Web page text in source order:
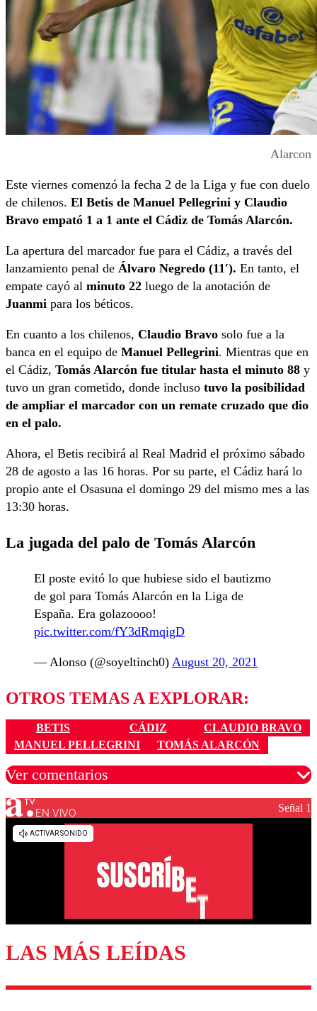
Alarcon
Este viernes comenzó la fecha 2 de la Liga y fue con duelo
de chilenos. El Betis de Manuel Pellegrini y Claudio
Bravo empató 1 a 1 ante el Cádiz de Tomás Alarcón.
La apertura del marcador fue para el Cádiz, a través del
lanzamiento penal de Álvaro Negredo (11′). En tanto, el
empate cayó al minuto 22 luego de la anotación de
Juanmi para los béticos.
En cuanto a los chilenos, Claudio Bravo solo fue a la
banca en el equipo de Manuel Pellegrini. Mientras que en
el Cádiz, Tomás Alarcón fue titular hasta el minuto 88 y
tuvo un gran cometido, donde incluso tuvo la posibilidad
de ampliar el marcador con un remate cruzado que dio
en el palo.
Ahora, el Betis recibirá al Real Madrid el próximo sábado
28 de agosto a las 16 horas. Por su parte, el Cádiz hará lo
propio ante el Osasuna el domingo 29 del mismo mes a las
13:30 horas.
La jugada del palo de Tomás Alarcón
El poste evitó lo que hubiese sido el bautizmo
de gol para Tomás Alarcón en la Liga de
España. Era golazoooo!
pic.twitter.com/fY3dRmqigD
— Alonso (@soyeltinch0) August 20, 2021
OTROS TEMAS A EXPLORAR:
BETIS CÁDIZ
CLAUDIO BRAVO
MANUEL PELLEGRINI
TOMÁS ALARCÓN
Ver comentarios
Los comentarios son moderados para garantizar un
Enviar comentario
EN VIVO Señal 1
LAS MÁS LEÍDAS